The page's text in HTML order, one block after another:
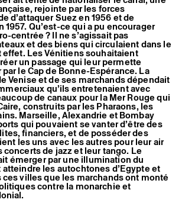
et associé·es
et artistes associé·es
rejointe par les forces
d’attaquer Suez en 1956 et de
1957. Qu’est-ce qui a pu encourager
centrée ? Il ne s’agissait pas
et des biens qui circulaient dans le
effet. Les Vénitiens souhaitaient
un passage qui leur permette
le Cap de Bonne-Espérance. La
Venise et de ses marchands dépendait
qu’ils entretenaient avec
de canaux pour la Mer Rouge qui
construits par les Pharaons, les
Marseille, Alexandrie et Bombay
qui pouvaient se vanter d’être des
financiers, et de posséder des
les uns avec les autres pour leur air
de jazz et leur tango. Le
émerger par une illumination du
les autochtones d’Egypte et
ces villes que les marchands ont monté
contre la monarchie et